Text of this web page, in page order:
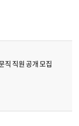
직 직원 공개 모집